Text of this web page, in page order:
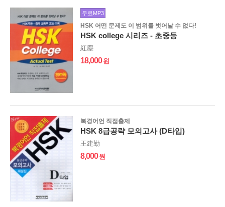
무료MP3
HSK 어떤 문제도 이 범위를 벗어날 수 없다!
HSK college 시리즈 - 초중등
紅塵
18,000
북경어언 직접출제
HSK 8급공략 모의고사 (D타입)
王建勤
8,000